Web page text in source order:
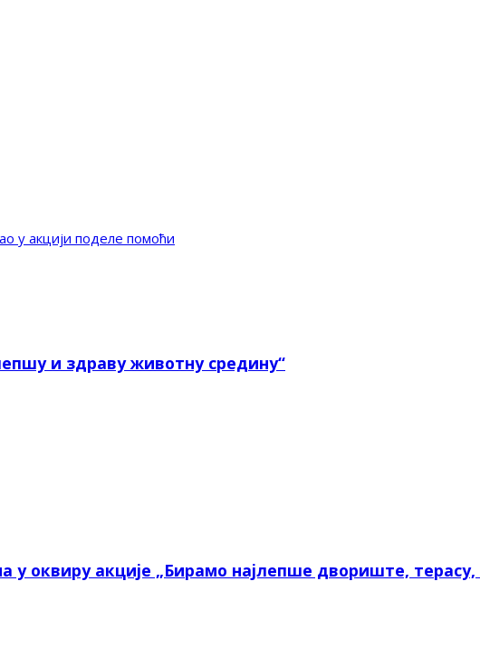
у акцији поделе помоћи
и здраву животну средину“
у оквиру акције „Бирамо најлепше двориште, терасу,